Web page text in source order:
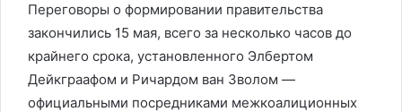
Переговоры о формировании правительства
закончились 15 мая, всего за несколько часов до
крайнего срока, установленного Элбертом
Дейкграафом и Ричардом ван Зволом —
официальными посредниками межкоалиционных